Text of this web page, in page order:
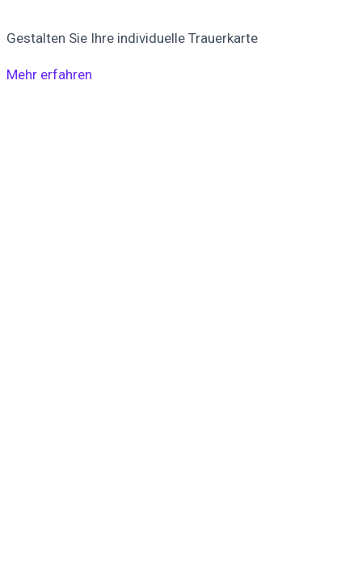
Gestalten Sie Ihre individuelle Trauerkarte
Mehr erfahren